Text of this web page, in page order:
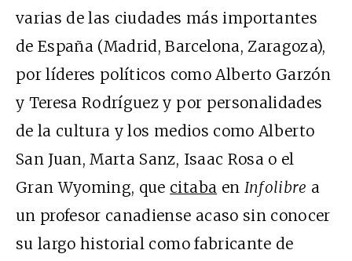
varias de las ciudades más importantes
de España (Madrid, Barcelona, Zaragoza),
por líderes políticos como Alberto Garzón
y Teresa Rodríguez y por personalidades
de la cultura y los medios como Alberto
San Juan, Marta Sanz, Isaac Rosa o el
Gran Wyoming, que citaba en Infolibre a
un profesor canadiense acaso sin conocer
su largo historial como fabricante de